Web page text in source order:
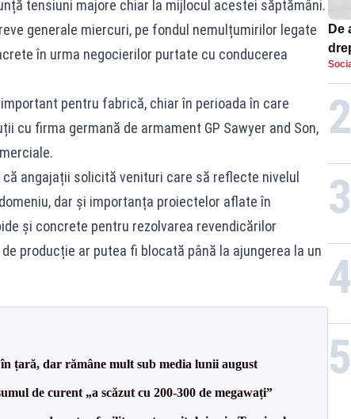
tensiuni majore chiar la mijlocul acestei săptămâni.
generale miercuri, pe fondul nemulțumirilor legate
în urma negocierilor purtate cu conducerea
pentru fabrică, chiar în perioada în care
cu firma germană de armament GP Sawyer and Son,
că angajații solicită venituri care să reflecte nivelul
dar și importanța proiectelor aflate în
și concrete pentru rezolvarea revendicărilor
producție ar putea fi blocată până la ajungerea la un
țară, dar rămâne mult sub media lunii august
de curent „a scăzut cu 200-300 de megawați”
De
2
3
4
5